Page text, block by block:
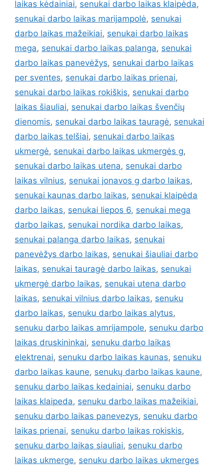
laikas kėdainiai, senukai darbo laikas klaipėda,
senukai darbo laikas marijampolė, senukai
darbo laikas mažeikiai, senukai darbo laikas
mega, senukai darbo laikas palanga, senukai
darbo laikas panevėžys, senukai darbo laikas
per sventes, senukai darbo laikas prienai,
senukai darbo laikas rokiškis, senukai darbo
laikas šiauliai, senukai darbo laikas švenčių
dienomis, senukai darbo laikas tauragė, senukai
darbo laikas telšiai, senukai darbo laikas
ukmergė, senukai darbo laikas ukmergės g,
senukai darbo laikas utena, senukai darbo
laikas vilnius, senukai jonavos g darbo laikas,
senukai kaunas darbo laikas, senukai klaipėda
darbo laikas, senukai liepos 6, senukai mega
darbo laikas, senukai nordika darbo laikas,
senukai palanga darbo laikas, senukai
panevėžys darbo laikas, senukai šiauliai darbo
laikas, senukai tauragė darbo laikas, senukai
ukmergė darbo laikas, senukai utena darbo
laikas, senukai vilnius darbo laikas, senuku
darbo laikas, senuku darbo laikas alytus,
senuku darbo laikas amrijampole, senuku darbo
laikas druskininkai, senuku darbo laikas
elektrenai, senuku darbo laikas kaunas, senuku
darbo laikas kaune, senukų darbo laikas kaune,
senuku darbo laikas kedainiai, senuku darbo
laikas klaipeda, senuku darbo laikas mažeikiai,
senuku darbo laikas panevezys, senuku darbo
laikas prienai, senuku darbo laikas rokiskis,
senuku darbo laikas siauliai, senuku darbo
laikas ukmerge, senuku darbo laikas ukmerges